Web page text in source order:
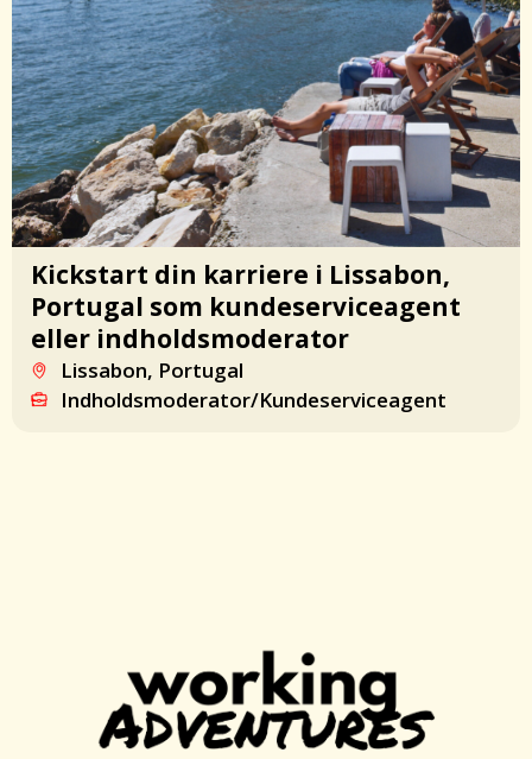
Kickstart din karriere i Lissabon,
Portugal som kundeserviceagent
eller indholdsmoderator
Lissabon, Portugal
Indholdsmoderator/Kundeserviceagent